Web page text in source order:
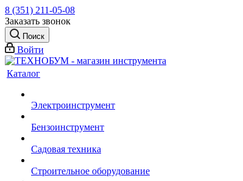
8 (351) 211-05-08
Заказать звонок
Поиск
Войти
Каталог
Электроинструмент
Бензоинструмент
Садовая техника
Строительное оборудование